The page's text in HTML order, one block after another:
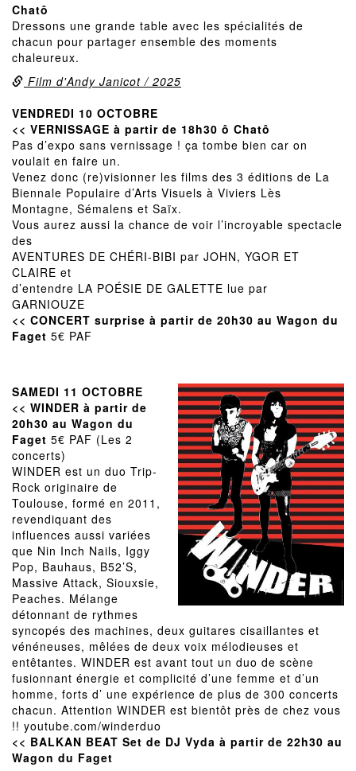
Chatô
Dressons une grande table avec les spécialités de
chacun pour partager ensemble des moments
chaleureux.
Film d'Andy Janicot / 2025
VENDREDI 10 OCTOBRE
<< VERNISSAGE à partir de 18h30 ô Chatô
Pas d’expo sans vernissage ! ça tombe bien car on
voulait en faire un.
Venez donc (re)visionner les films des 3 éditions de La
Biennale Populaire d’Arts Visuels à Viviers Lès
Montagne, Sémalens et Saïx.
Vous aurez aussi la chance de voir l’incroyable spectacle
des
AVENTURES DE CHÉRI-BIBI par JOHN, YGOR ET
CLAIRE et
d’entendre LA POÉSIE DE GALETTE lue par
GARNIOUZE
<< CONCERT surprise à partir de 20h30 au Wagon du
Faget 5€ PAF
SAMEDI 11 OCTOBRE
<< WINDER à partir de
20h30 au Wagon du
Faget 5€ PAF (Les 2
concerts)
WINDER est un duo Trip-
Rock originaire de
Toulouse, formé en 2011,
revendiquant des
influences aussi variées
que Nin Inch Nails, Iggy
Pop, Bauhaus, B52’S,
Massive Attack, Siouxsie,
Peaches. Mélange
détonnant de rythmes
syncopés des machines, deux guitares cisaillantes et
vénéneuses, mêlées de deux voix mélodieuses et
entêtantes. WINDER est avant tout un duo de scène
fusionnant énergie et complicité d’une femme et d’un
homme, forts d’ une expérience de plus de 300 concerts
chacun. Attention WINDER est bientôt près de chez vous
!! youtube.com/winderduo
<< BALKAN BEAT Set de DJ Vyda à partir de 22h30 au
Wagon du Faget